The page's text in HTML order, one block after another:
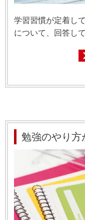
学習習慣が定着し
について、回答し
勉強のやり方